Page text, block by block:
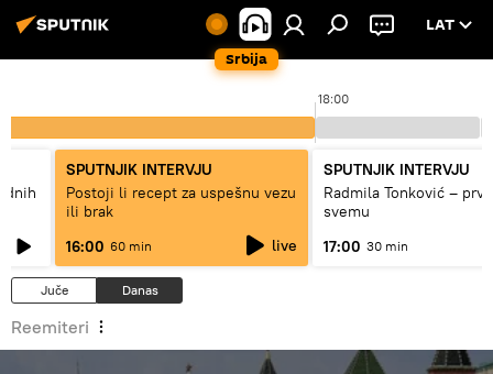
Srbija
LAT
18:00
SPUTNJIK INTERVJU
Postoji li recept za uspešnu vezu
ili brak
16:00 60 min live
SPUTNJIK INTERVJU
Radmila Tonković –
svemu
17:00 30 min
Juče Danas
Reemiteri